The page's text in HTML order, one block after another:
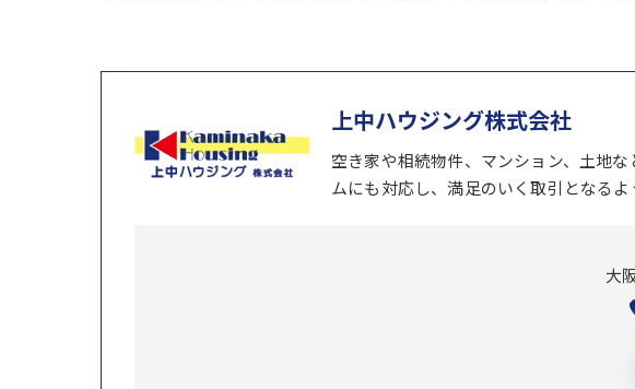
上中ハウジング株式会社
空き家や相続物件、マンション、土地
ムにも対応し、満足のいく取引となるよ
大